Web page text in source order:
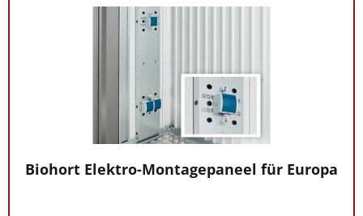
Biohort Elektro-Montagepaneel für Europa